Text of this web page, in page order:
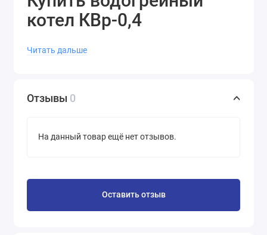
котел КВр-0,4
в отдел продаж по телефону: 8-800-700-97-31 или
интересующих вас моделей, и рассчитают стоимость
Читать дальше
Отзывы 0
На данный товар ещё нет отзывов.
Оставить отзыв